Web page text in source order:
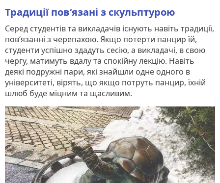
Традиції пов‘язані з скульптурою
Серед студентів та викладачів існують навіть традиції,
пов‘язанні з черепахою. Якщо потерти панцир їй,
студенти успішно здадуть сесію, а викладачі, в свою
чергу, матимуть вдалу та спокійну лекцію. Навіть
деякі подружні пари, які знайшли одне одного в
університеті, вірять, що якщо потруть панцир, їхній
шлюб буде міцним та щасливим.